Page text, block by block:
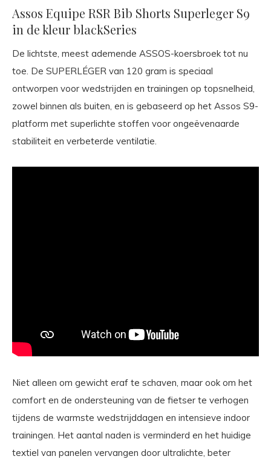
Assos Equipe RSR Bib Shorts Superleger S9
in de kleur blackSeries
De lichtste, meest ademende ASSOS-koersbroek tot nu
toe. De SUPERLÉGER van 120 gram is speciaal
ontworpen voor wedstrijden en trainingen op topsnelheid,
zowel binnen als buiten, en is gebaseerd op het Assos S9-
platform met superlichte stoffen voor ongeëvenaarde
stabiliteit en verbeterde ventilatie.
Niet alleen om gewicht eraf te schaven, maar ook om het
comfort en de ondersteuning van de fietser te verhogen
tijdens de warmste wedstrijddagen en intensieve indoor
trainingen. Het aantal naden is verminderd en het huidige
textiel van panelen vervangen door ultralichte, beter